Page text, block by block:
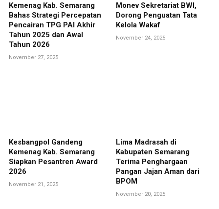
Kemenag Kab. Semarang
Bahas Strategi Percepatan
Pencairan TPG PAI Akhir
Tahun 2025 dan Awal
Tahun 2026
November 27, 2025
Monev Sekretariat BWI,
Dorong Penguatan Tata
Kelola Wakaf
November 24, 2025
Kesbangpol Gandeng
Kemenag Kab. Semarang
Siapkan Pesantren Award
2026
November 21, 2025
Lima Madrasah di
Kabupaten Semarang
Terima Penghargaan
Pangan Jajan Aman dari
BPOM
November 20, 2025